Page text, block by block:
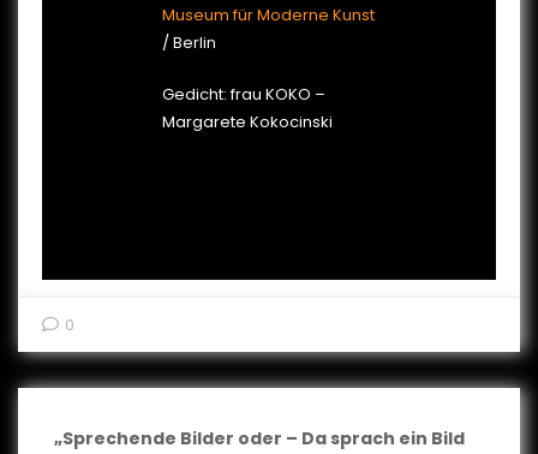
Museum für Moderne Kunst
/ Berlin
Gedicht: frau KOKO –
Margarete Kokocinski
0
„Sprechende Bilder oder – Da sprach ein Bild